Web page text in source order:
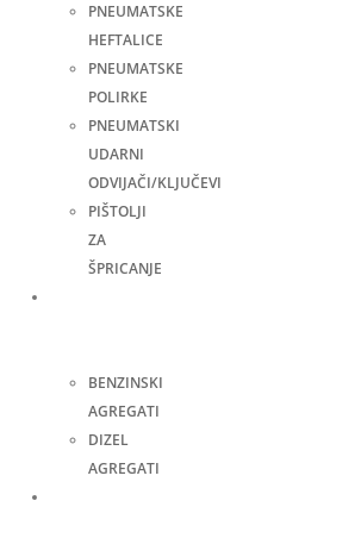
PNEUMATSKE
HEFTALICE
PNEUMATSKE
POLIRKE
PNEUMATSKI
UDARNI
ODVIJAČI/KLJUČEVI
PIŠTOLJI
ZA
ŠPRICANJE
BENZINSKI
AGREGATI
DIZEL
AGREGATI